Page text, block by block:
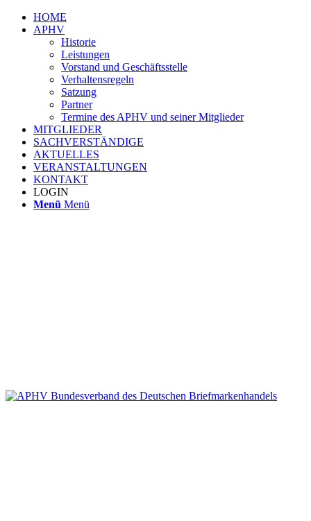
HOME
APHV
Historie
Leistungen
Vorstand und Geschäftsstelle
Verhaltensregeln
Satzung
Partner
Termine des APHV und seiner Mitglieder
MITGLIEDER
SACHVERSTÄNDIGE
AKTUELLES
VERANSTALTUNGEN
KONTAKT
LOGIN
Menü Menü